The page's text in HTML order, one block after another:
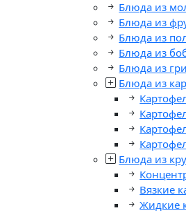
Блюда из
Блюда из
Блюда из
Блюда из
Блюда из
Блюда из
Блюда из
Вязкие
Жидкие